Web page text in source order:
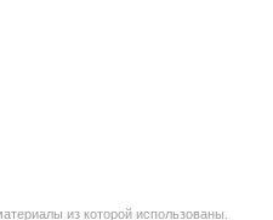
из которой использованы.